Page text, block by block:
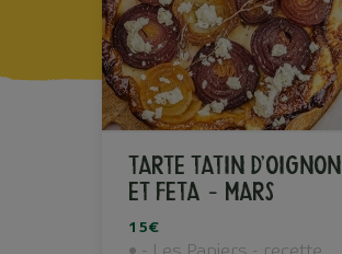
TARTE TATIN D’OIGNON
ET FETA - Mars
15€